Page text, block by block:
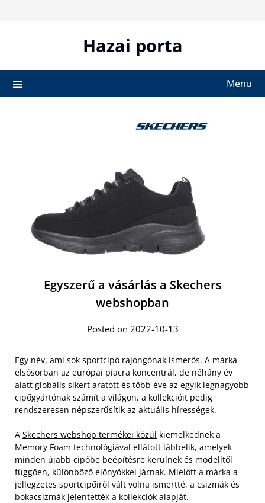
Hazai porta
Menu
Egyszerű a vásárlás a Skechers
webshopban
Posted on 2022-10-13
Egy név, ami sok sportcipő rajongónak ismerős. A márka
elsősorban az európai piacra koncentrál, de néhány év
alatt globális sikert aratott és több éve az egyik legnagyobb
cipőgyártónak számít a világon, a kollekcióit pedig
rendszeresen népszerűsítik az aktuális hírességek.
A Skechers webshop termékei közül kiemelkednek a
Memory Foam technológiával ellátott lábbelik, amelyek
minden újabb cipőbe beépítésre kerülnek és modelltől
függően, különböző előnyökkel járnak. Mielőtt a márka a
jellegzetes sportcipőiről vált volna ismertté, a csizmák és
bokacsizmák jelentették a kollekciók alapját.